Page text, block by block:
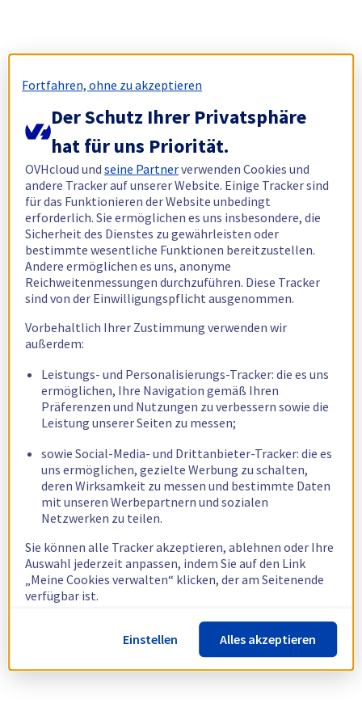
Fortfahren, ohne zu akzeptieren
Der Schutz Ihrer Privatsphäre
hat für uns Priorität.
OVHcloud undseine Partnerverwenden Cookies und
andere Tracker auf unserer Website. Einige Tracker sind
für das Funktionieren der Website unbedingt
erforderlich. Sie ermöglichen es uns insbesondere, die
Sicherheit des Dienstes zu gewährleisten oder
bestimmte wesentliche Funktionen bereitzustellen.
Andere ermöglichen es uns, anonyme
Reichweitenmessungen durchzuführen. Diese Tracker
sind von der Einwilligungspflicht ausgenommen.
Vorbehaltlich Ihrer Zustimmung verwenden wir
außerdem:
Leistungs- und Personalisierungs-Tracker: die es uns
ermöglichen, Ihre Navigation gemäß Ihren
Präferenzen und Nutzungen zu verbessern sowie die
Leistung unserer Seiten zu messen;
sowie Social-Media- und Drittanbieter-Tracker: die es
uns ermöglichen, gezielte Werbung zu schalten,
deren Wirksamkeit zu messen und bestimmte Daten
mit unseren Werbepartnern und sozialen
Netzwerken zu teilen.
Sie können alle Tracker akzeptieren, ablehnen oder Ihre
Auswahl jederzeit anpassen, indem Sie auf den Link
„Meine Cookies verwalten“ klicken, der am Seitenende
verfügbar ist.
Weitere Informationen finden Sie in unsererRichtlinie
zur Verwendung von Cookies.
Einstellen Alles akzeptieren